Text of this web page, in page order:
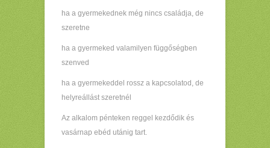
ha a gyermekednek még nincs családja, de
szeretne
ha a gyermeked valamilyen függőségben
szenved
ha a gyermekeddel rossz a kapcsolatod, de
helyreállást szeretnél
Az alkalom pénteken reggel kezdődik és
vasárnap ebéd utánig tart.